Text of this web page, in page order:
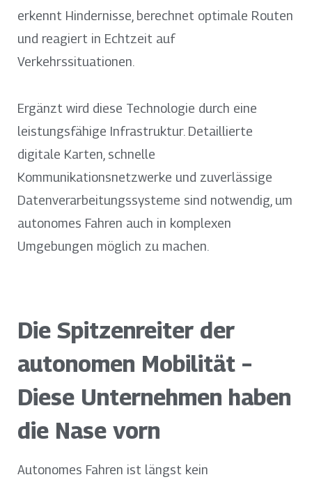
erkennt Hindernisse, berechnet optimale Routen
und reagiert in Echtzeit auf
Verkehrssituationen.
Ergänzt wird diese Technologie durch eine
leistungsfähige Infrastruktur. Detaillierte
digitale Karten, schnelle
Kommunikationsnetzwerke und zuverlässige
Datenverarbeitungssysteme sind notwendig, um
autonomes Fahren auch in komplexen
Umgebungen möglich zu machen.
Die Spitzenreiter der
autonomen Mobilität –
Diese Unternehmen haben
die Nase vorn
Autonomes Fahren ist längst kein